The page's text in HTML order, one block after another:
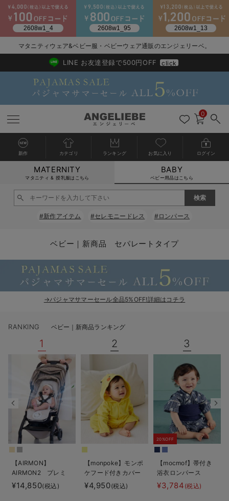
新生児服全て
ベビー服全て
ロンパース・カバーオール
ベビー ブルマ
ベビー スカート
ベビー アウター
ベビー セットアップ
スタイ・よだれかけ（新生児・ベビー）
ベビー帽子（新生児・乳児）
新生児スリーパー・ベビーパジャマ
ベビー リュック
ベビー 小物
シーズンアイテム全て
ベビー・新生児 寝具全て
ベビーベッド・布団 （ベビー・新生児）
ベビー 雑貨全て
ベビーチェア（ハイローチェア）・ベビーラック
ベビー 雑貨 小物
ベビー安全グッズ
メモリアルグッズ
授乳・調乳・お食事
赤ちゃん 洗剤・洗濯用品・お掃除
赤ちゃん お風呂・ベビースキンケア
おむつ関連グッズ
お出かけグッズ全て
ベビー｜季節の特集全て
猛暑からベビーを守るひんやりグッズ
ベビーの動物なりきり特集
ベビー 夏のお役立ちグッズ特集
袴ロンパース特集
アウトレット全て
【アウトレット】ワンピース
【アウトレット】パジャマ
【アウトレット】インナー
特集全て
抗菌防臭加工
コットン素材
Tシャツブラ
ブラトップ
親子セット
快適機能ウェア特集 トップス
快適機能ウェア特集 ボトムス
快適機能ウェア特集 パジャマ
erbaviva（エルバビーバ）
安心の日本製。先輩ママが買ってよかった！本当に必要な出産準備品
再入荷全て
再入荷｜インナー
戻る
送料無料アイテム全て
ワンピース
スカート
パジャマ
戻る
ブラキャミ おまとめ
戻る
【37周年祭セール】
【37周年祭セール】
戻る
気温差別オススメア
【15℃】3月下旬～
戻る
動きやすく着回しで
戻る
強撚スムース(コスパ
戻る
マタニティウェア
【おまとめ割】パジ
戻る
こだわりの履き心地
カジュアル
オフィス
戻る
ジャケット派
きれいめ美脚パンツ派
ツィード派
セットアップ派
戻る
出産準備応援割全て
マタニティパジャマ
戻る
【オフィスカジュア
戻る
レギンスタイプ
戻る
【フォーマル】ワン
戻る
【ベビー】長袖
戻る
ハンカチ
短肌着
セット
戻る
快適ウェア10%OFF
快適ウェア10%OFF
戻る
春のマタニティワン
セットアップ・ レイ
ジャンパースカート/
ワーク・オフィス
フォーマル / オケー
戻る
Gift Selection 出産
〜3,000円（税込）
10,001円（税込）〜
女の子におススメの
定番ギフト
かわいくておもしろ
何枚あっても嬉しい
長く使えるアイテム
お部屋映えアイテム
戻る
冬の冷え対策インナ
薄くてあったか
保温&リカバリー
レギンス・タイツ
あったか度◎
戻る
入院準備の持ち物チ
入院してすぐ使うグ
戻る
冬のあったか特集全て
【冬のあったか特集
【冬のあったか特集
マタニティウェア&ベビー服・ベビーウェア通販のエンジェリーベ。
2026/NewArrival
送料495円(一部地域を除く) 7,700円以上で送料無料
LINE お友達登録で500円OFF click
0
新作 カテゴリ ランキング お気に入り ログイン
MATERNITY
マタニティ & 授乳服はこちら
BABY
ベビー用品はこちら
#新作アイテム #セレモニードレス #ロンパース
ベビー｜新商品 セパレートタイプ
→パジャマサマーセール全品5%OFF!詳細はコチラ
RANKING ベビー｜新商品ランキング
1
【AIRMON】
AIRMON2 プレミ
アム
¥14,850(税込)
2
【monpoke】モンポ
ケフード付きカバー
オール
¥4,950(税込)
3
20%OFF
【mocmof】帯付き
浴衣ロンパース
¥3,784 (税込)
カートに入れる
閉じる